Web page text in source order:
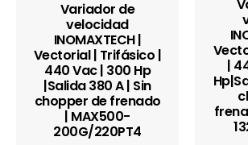
Variador de
velocidad
INOMAXTECH |
Vectorial | Trifásico |
440 Vac | 300 Hp
|Salida 380 A | Sin
chopper de frenado
| MAX500-
200G/220PT4
|